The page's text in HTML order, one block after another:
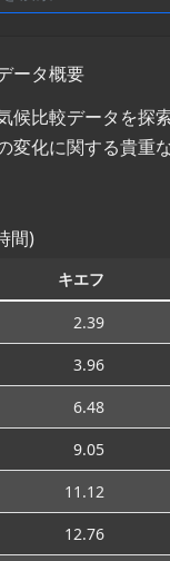
ータ概要
候比較データを探
変化に関する貴重
間)
キエフ
2.39
3.96
6.48
9.05
11.12
12.76